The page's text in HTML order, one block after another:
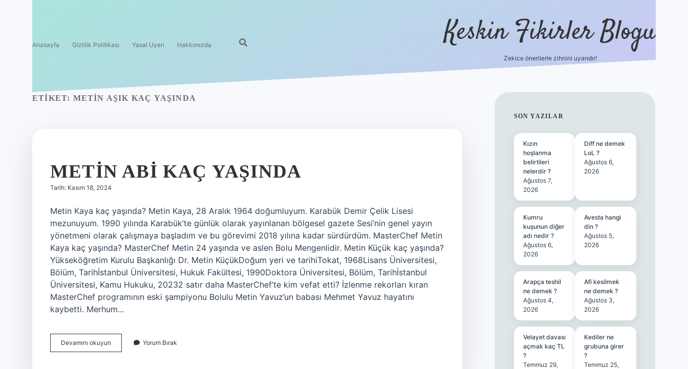
Anasayfa Gizlilik Politikası Yasal Uyarı Hakkımızda Keskin Fikirler Blogu
Zekice önerilerle zihnini uyandır!
ETIKET: METIN AŞIK KAÇ YAŞINDA
METIN ABI KAÇ YAŞINDA
Tarih: Kasım 18, 2024
Metin Kaya kaç yaşında? Metin Kaya, 28 Aralık 1964 doğumluyum. Karabük Demir Çelik Lisesi
mezunuyum. 1990 yılında Karabük’te günlük olarak yayınlanan bölgesel gazete Sesi’nin genel yayın
yönetmeni olarak çalışmaya başladım ve bu görevimi 2018 yılına kadar sürdürdüm. MasterChef Metin
Kaya kaç yaşında? MasterChef Metin 24 yaşında ve aslen Bolu Mengenlidir. Metin Küçük kaç yaşında?
Yükseköğretim Kurulu Başkanlığı Dr. Metin KüçükDoğum yeri ve tarihiTokat, 1968Lisans Üniversitesi,
Bölüm, Tarihİstanbul Üniversitesi, Hukuk Fakültesi, 1990Doktora Üniversitesi, Bölüm, Tarihİstanbul
Üniversitesi, Kamu Hukuku, 20232 satır daha MasterChef’te kim vefat etti? İzlenme rekorları kıran
MasterChef programının eski şampiyonu Bolulu Metin Yavuz’un babası Mehmet Yavuz hayatını
kaybetti. Merhum…
Devamını okuyun
Abi
Yorum Bırak
SIDEBAR
SON YAZILAR
Kızın
hoşlanma
belirtileri
nelerdir ?
Ağustos 7,
2026
Diff ne demek
LoL ?
Ağustos 6,
2026
Kumru
kuşunun diğer
adı nedir ?
Ağustos 6,
2026
Avesta hangi
din ?
Ağustos 5,
2026
Arapça teshil
ne demek ?
Ağustos 4,
2026
Afi kesilmek
ne demek ?
Ağustos 3,
2026
Velayet davası
açmak kaç TL
?
Temmuz 29,
Kediler ne
grubuna girer
?
Temmuz 25,